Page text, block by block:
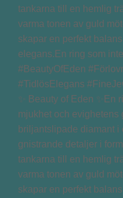
✨ Beauty of Eden
mjukhet och evighetens
briljantslipade diamant i
gnistrande detaljer i
tankarna till en hemlig
varma tonen av guld
skapar en perfekt